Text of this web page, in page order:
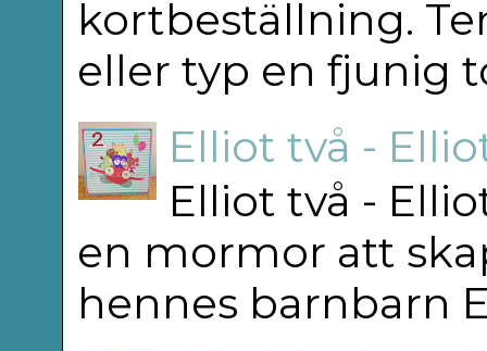
kortbeställning.
eller typ en fjunig
Elliot två -
Elliot två -
en mormor att
hennes barnbarn